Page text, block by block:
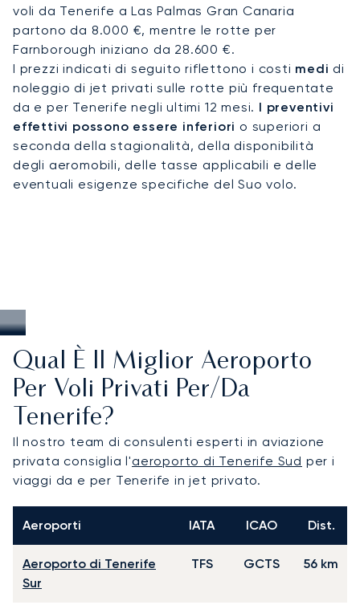
Con due decenni di esperienza, LunaJets è stato
il primo broker europeo di jet privati a ricevere la
certificazione Argus®, a testimonianza di rigorosi
standard di sicurezza e di un servizio d'eccellenza.
A Tenerife, questa competenza assicura
collegamenti su misura per soggiorni in villa, arrivi
discreti per eventi come il Carnevale di Santa
Cruz e viaggi inter-insulari efficienti in tutte le
Canarie.
voli da Tenerife a Las Palmas Gran Canaria
partono da 8.000 €, mentre le rotte per
Farnborough iniziano da 28.600 €.
I prezzi indicati di seguito riflettono i costi medi di
noleggio di jet privati sulle rotte più frequentate
da e per Tenerife negli ultimi 12 mesi. I preventivi
effettivi possono essere inferiori o superiori a
seconda della stagionalità, della disponibilità
degli aeromobili, delle tasse applicabili e delle
eventuali esigenze specifiche del Suo volo.
Qual È Il Miglior Aeroporto
Per Voli Privati Per/da
Tenerife?
Il nostro team di consulenti esperti in aviazione
privata consiglia l'aeroporto di Tenerife Sud per i
viaggi da e per Tenerife in jet privato.
Aeroporti IATA ICAO Dist.
Aeroporto di Tenerife
Sur
TFS GCTS 56 km